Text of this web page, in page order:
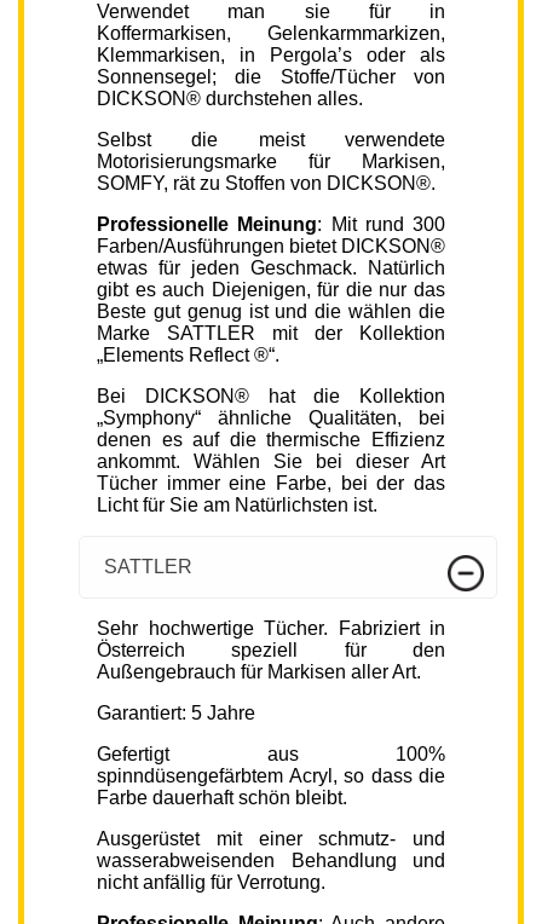
Verwendet man sie für in
Koffermarkisen, Gelenkarmmarkizen,
Klemmarkisen, in Pergola’s oder als
Sonnensegel; die Stoffe/Tücher von
DICKSON® durchstehen alles.
Selbst die meist verwendete
Motorisierungsmarke für Markisen,
SOMFY, rät zu Stoffen von DICKSON®.
Professionelle Meinung: Mit rund 300
Farben/Ausführungen bietet DICKSON®
etwas für jeden Geschmack. Natürlich
gibt es auch Diejenigen, für die nur das
Beste gut genug ist und die wählen die
Marke SATTLER mit der Kollektion
„Elements Reflect ®“.
Bei DICKSON® hat die Kollektion
„Symphony“ ähnliche Qualitäten, bei
denen es auf die thermische Effizienz
ankommt. Wählen Sie bei dieser Art
Tücher immer eine Farbe, bei der das
Licht für Sie am Natürlichsten ist.
SATTLER
Sehr hochwertige Tücher. Fabriziert in
Österreich speziell für den
Außengebrauch für Markisen aller Art.
Garantiert: 5 Jahre
Gefertigt aus 100%
spinndüsengefärbtem Acryl, so dass die
Farbe dauerhaft schön bleibt.
Ausgerüstet mit einer schmutz- und
wasserabweisenden Behandlung und
nicht anfällig für Verrotung.